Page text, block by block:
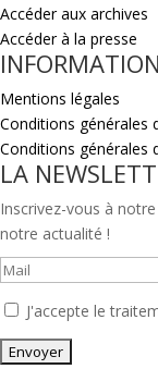
Accéder aux archives
Accéder à la presse
Mentions légales
Conditions générales
Conditions générales
LA
Inscrivez-vous à
notre actualité !
J'accepte le